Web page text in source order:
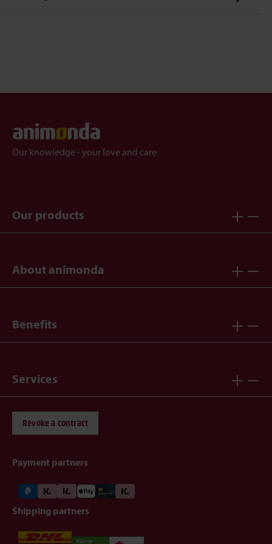
Our knowledge - your love and care
Our products
About animonda
Benefits
Services
Revoke a contract
Payment partners
Shipping partners